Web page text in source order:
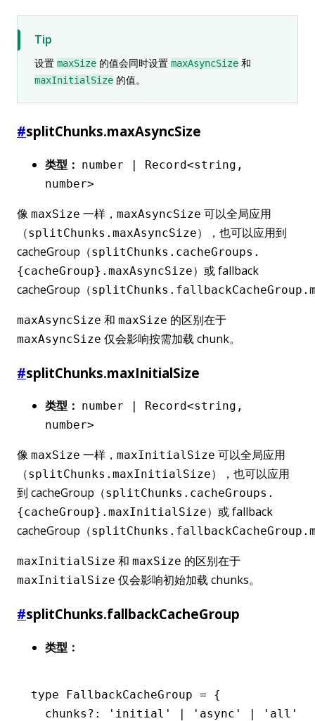
Tip
设置 maxSize 的值会同时设置 maxAsyncSize 和
maxInitialSize 的值。
#splitChunks.maxAsyncSize
类型： number | Record<string,
number>
像 maxSize 一样， maxAsyncSize 可以全局应用
（splitChunks.maxAsyncSize），也可以应用到
cacheGroup（splitChunks.cacheGroups.
{cacheGroup}.maxAsyncSize）或 fallback
cacheGroup（
maxAsyncSize 和 maxSize 的区别在于
maxAsyncSize 仅会影响按需加载 chunk。
#splitChunks.maxInitialSize
类型： number | Record<string,
number>
像 maxSize 一样， maxInitialSize 可以全局应用
（splitChunks.maxInitialSize），也可以应用
到 cacheGroup（splitChunks.cacheGroups.
{cacheGroup}.maxInitialSize）或 fallback
cacheGroup（
maxInitialSize 和 maxSize 的区别在于
maxInitialSize 仅会影响初始加载 chunks。
#splitChunks.fallbackCacheGroup
类型：
type FallbackCacheGroup = {
  chunks
?: 'initial' | 'async' | 'all'